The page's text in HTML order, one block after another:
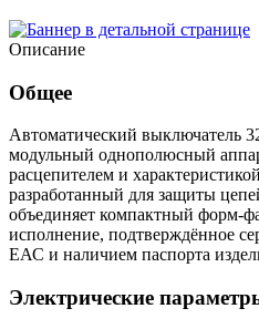
Описание
Общее
Автоматический
модульный однополюсный
расцепителем и
разработанный для защиты
объединяет компактный форм-
исполнение, подтверждённое
ЕАС и наличием паспорта
Электрические